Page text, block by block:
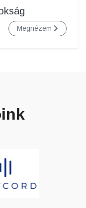
Megnézem